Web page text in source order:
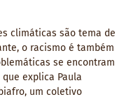
climáticas são tema de
o racismo é também
se encontram
explica Paula
um coletivo